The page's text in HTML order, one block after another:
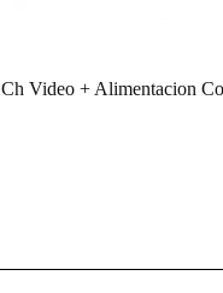
Video + Alimentacion